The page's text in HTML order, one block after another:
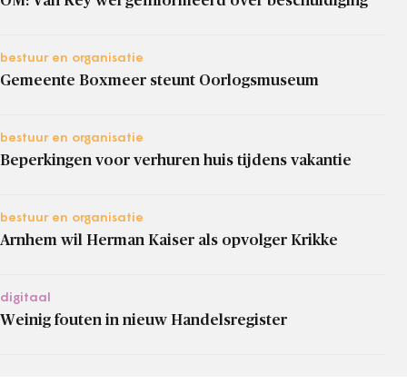
bestuur en organisatie
Gemeente Boxmeer steunt Oorlogsmuseum
bestuur en organisatie
Beperkingen voor verhuren huis tijdens vakantie
bestuur en organisatie
Arnhem wil Herman Kaiser als opvolger Krikke
digitaal
Weinig fouten in nieuw Handelsregister